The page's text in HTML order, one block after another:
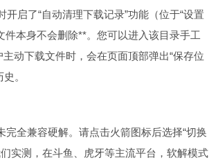
启了“自动清理下载记录”功能（位于“设置
本身不会删除**。您可以进入该目录手工
动下载文件时，会在页面顶部弹出“保存位
。
全兼容硬解。请点击火箭图标后选择“切换
实测，在斗鱼、虎牙等主流平台，软解模式